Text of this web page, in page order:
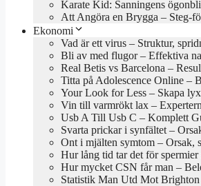
Karate Kid: Sanningens
Att Angöra en Brygga – Steg-
Ekonomi
Vad är ett virus – Struktur,
Bli av med flugor – Effektiva
Real Betis vs Barcelona –
Titta på Adolescence Online –
Your Look for Less – Skapa
Vin till varmrökt lax –
Usb A Till Usb C – Komplett
Svarta prickar i synfältet –
Ont i mjälten symtom – Orsak,
Hur lång tid tar det för
Hur mycket CSN får man –
Statistik Man Utd Mot Brighton